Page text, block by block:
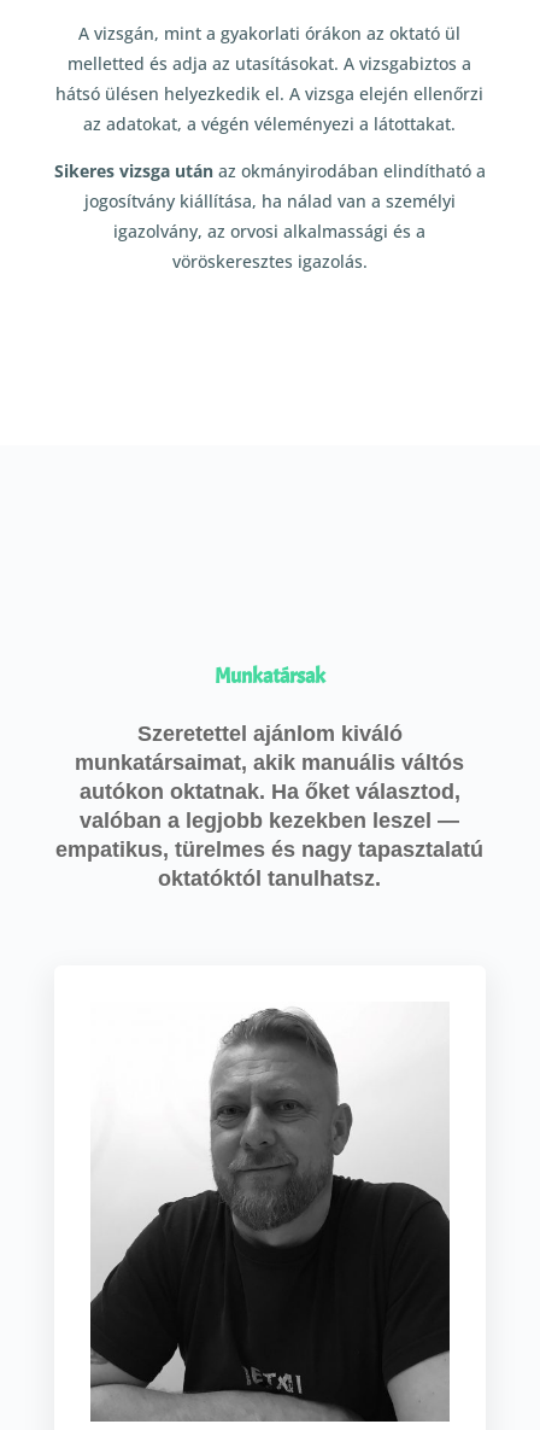
A vizsgán, mint a gyakorlati órákon az oktató ül
melletted és adja az utasításokat. A vizsgabiztos a
hátsó ülésen helyezkedik el. A vizsga elején ellenőrzi
az adatokat, a végén véleményezi a látottakat.
Sikeres vizsga utánaz okmányirodában elindítható a
jogosítvány kiállítása, ha nálad van a személyi
igazolvány, az orvosi alkalmassági és a
vöröskeresztes igazolás.
Munkatársak
Szeretettel ajánlom kiváló
munkatársaimat, akik manuális váltós
autókon oktatnak. Ha őket választod,
valóban a legjobb kezekben leszel —
empatikus, türelmes és nagy tapasztalatú
oktatóktól tanulhatsz.